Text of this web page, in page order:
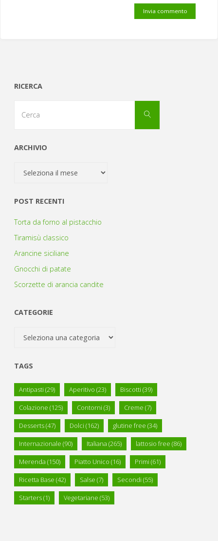
RICERCA
Cerca
ARCHIVIO
POST RECENTI
Torta da forno al pistacchio
Tiramisù classico
Arancine siciliane
Gnocchi di patate
Scorzette di arancia candite
CATEGORIE
TAGS
Antipasti (29) Aperitivo (23) Biscotti (39)
Colazione (125) Contorni (3) Creme (7)
Desserts(47) Dolci (162) glutine free (34)
Internazionale (90) Italiana (265) lattosio free (86)
Merenda (150) Piatto Unico (16) Primi (61)
Ricetta Base (42) Salse (7) Secondi (55)
Starters(1) Vegetariane (53)